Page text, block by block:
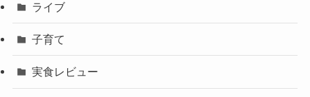
ライブ
子育て
実食レビュー